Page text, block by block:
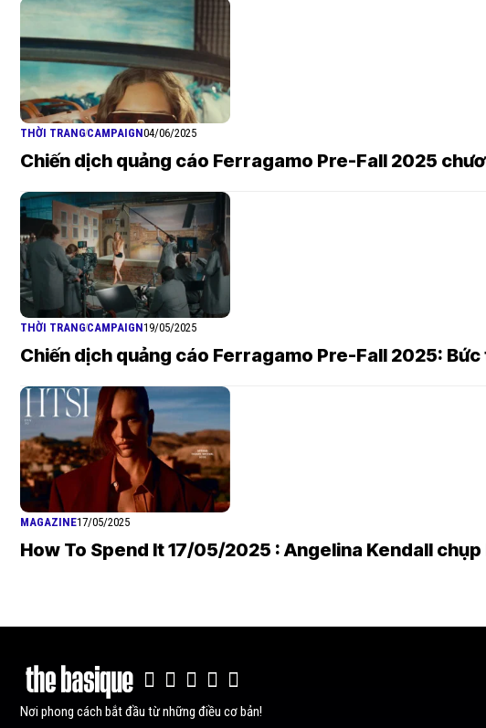
THỜI TRANGCAMPAIGN04/06/2025
Chiến dịch quảng cáo Ferragamo Pre-Fall 2025
THỜI TRANGCAMPAIGN19/05/2025
Chiến dịch quảng cáo Ferragamo Pre-Fall 2025:
MAGAZINE17/05/2025
How To Spend It 17/05/2025 : Angelina Kendall
Nơi phong cách bắt đầu từ những điều cơ bản!